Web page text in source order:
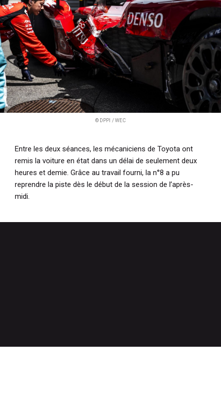
© DPPI / WEC
Entre les deux séances, les mécaniciens de Toyota ont
remis la voiture en état dans un délai de seulement deux
heures et demie. Grâce au travail fourni, la n°8 a pu
reprendre la piste dès le début de la session de l’après-
midi.